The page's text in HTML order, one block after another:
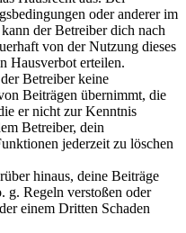
oder anderer im
der Betreiber dich nach
von der Nutzung dieses
Hausverbot erteilen.
Betreiber keine
Beiträgen übernimmt, die
er nicht zur Kenntnis
Betreiber, dein
jederzeit zu löschen
hinaus, deine Beiträge
g. Regeln verstoßen oder
einem Dritten Schaden